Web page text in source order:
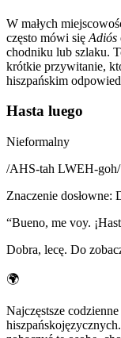
W małych
często mówi się Adiós
chodniku lub szlaku.
krótkie przywitanie,
hiszpańskim
Hasta luego
Nieformalny
/AHS-tah LWEH-goh/
Znaczenie dosłowne:
“Bueno, me voy.
Dobra, lecę. Do
🌍
Najczęstsze